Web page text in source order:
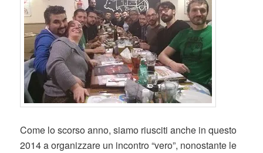
Come lo scorso anno, siamo riusciti anche in questo
2014 a organizzare un incontro “vero”, nonostante le